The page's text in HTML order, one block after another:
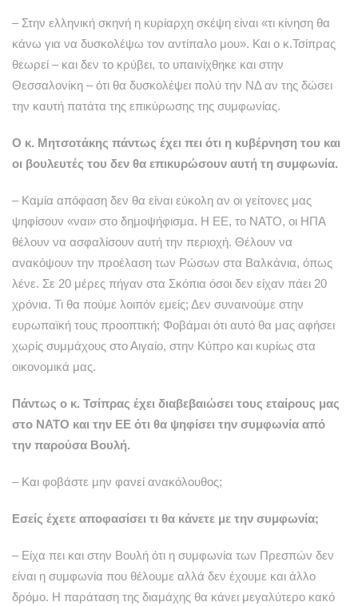
– Στην ελληνική σκηνή η κυρίαρχη σκέψη είναι «τι κίνηση θα
κάνω για να δυσκολέψω τον αντίπαλο μου». Και ο κ.Τσίπρας
θεωρεί – και δεν το κρύβει, το υπαινίχθηκε και στην
Θεσσαλονίκη – ότι θα δυσκολέψει πολύ την ΝΔ αν της δώσει
την καυτή πατάτα της επικύρωσης της συμφωνίας.
Ο κ. Μητσοτάκης πάντως έχει πει ότι η κυβέρνηση του και
οι βουλευτές του δεν θα επικυρώσουν αυτή τη συμφωνία.
– Καμία απόφαση δεν θα είναι εύκολη αν οι γείτονες μας
ψηφίσουν «ναι» στο δημοψήφισμα. Η ΕΕ, το ΝΑΤΟ, οι ΗΠΑ
θέλουν να ασφαλίσουν αυτή την περιοχή. Θέλουν να
ανακόψουν την προέλαση των Ρώσων στα Βαλκάνια, όπως
λένε. Σε 20 μέρες πήγαν στα Σκόπια όσοι δεν είχαν πάει 20
χρόνια. Τι θα πούμε λοιπόν εμείς; Δεν συναινούμε στην
ευρωπαϊκή τους προοπτική; Φοβάμαι ότι αυτό θα μας αφήσει
χωρίς συμμάχους στο Αιγαίο, στην Κύπρο και κυρίως στα
οικονομικά μας.
Πάντως ο κ. Τσίπρας έχει διαβεβαιώσει τους εταίρους μας
στο ΝΑΤΟ και την ΕΕ ότι θα ψηφίσει την συμφωνία από
την παρούσα Βουλή.
– Και φοβάστε μην φανεί ανακόλουθος;
Εσείς έχετε αποφασίσει τι θα κάνετε με την συμφωνία;
– Είχα πει και στην Βουλή ότι η συμφωνία των Πρεσπών δεν
είναι η συμφωνία που θέλουμε αλλά δεν έχουμε και άλλο
δρόμο. Η παράταση της διαμάχης θα κάνει μεγαλύτερο κακό